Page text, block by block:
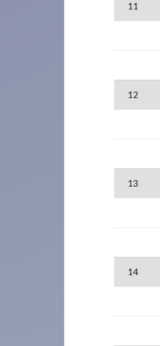
11
12
13
14